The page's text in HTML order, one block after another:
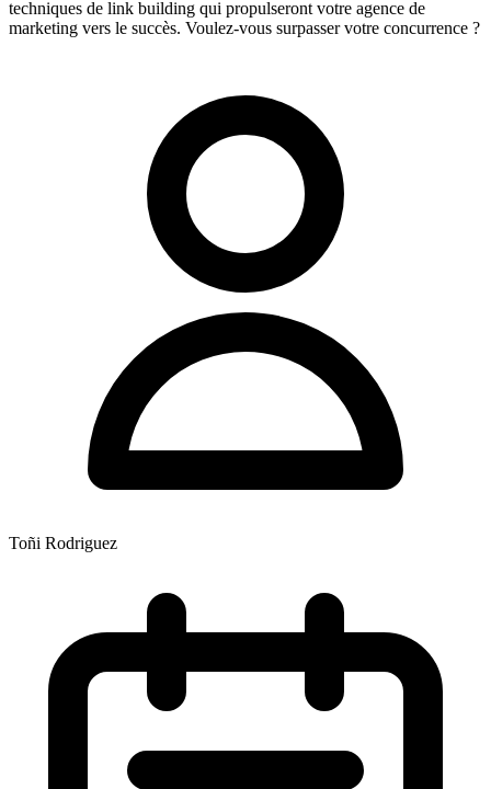
techniques de link building qui propulseront votre agence de
marketing vers le succès. Voulez-vous surpasser votre concurrence ?
Toñi Rodriguez